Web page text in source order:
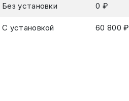
Без установки 0 ₽
С установкой 60 800 ₽